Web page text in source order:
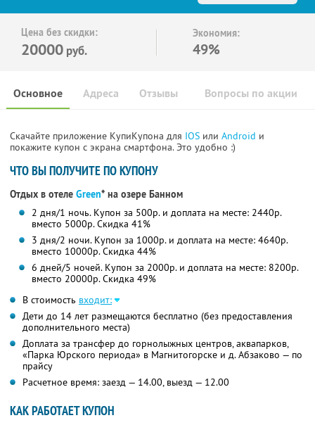
Цена без скидки:
20000 руб.
Экономия:
49%
Основное Отзывы Вопросы по акции
Адреса
Скачайте приложение КупиКупона для IOS или Android и
покажите купон с экрана смартфона. Это удобно :)
ЧТО ВЫ ПОЛУЧИТЕ ПО КУПОНУ
Отдых в отеле Green* на озере Банном
2 дня/1 ночь. Купон за 500р. и доплата на месте: 2440р.
вместо 5000р.Скидка 41%
3 дня/2 ночи. Купон за 1000р. и доплата на месте: 4640р.
вместо 10000р.Скидка 44%
6 дней/5 ночей. Купон за 2000р. и доплата на месте: 8200р.
вместо 20000р.Скидка 49%
В стоимость входит:
Дети до 14 лет размещаются бесплатно (без предоставления
дополнительного места)
Доплата за трансфер до горнолыжных центров, аквапарков,
«Парка Юрского периода» в Магнитогорске и д. Абзаково — по
прайсу
Расчетное время: заезд — 14.00, выезд — 12.00
КАК РАБОТАЕТ КУПОН